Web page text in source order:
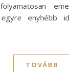
enyhébb
TOVÁBB